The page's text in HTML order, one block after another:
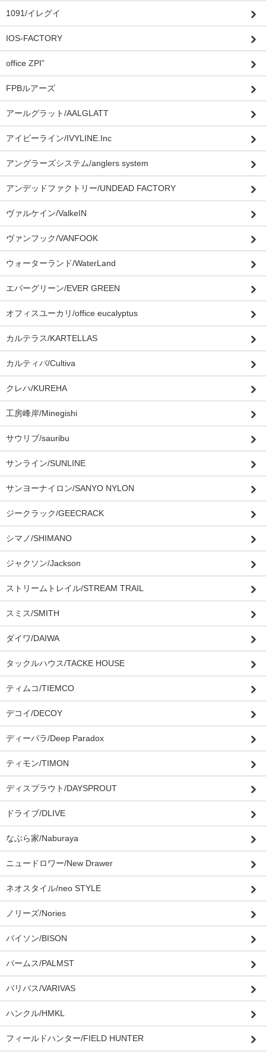
1091/イレグイ
IOS-FACTORY
office ZPI”
FPBルアーズ
アールグラット/AALGLATT
アイビーライン/IVYLINE.Inc
アングラーズシステム/anglers system
アンデッドファクトリー/UNDEAD FACTORY
ヴァルケイン/ValkeIN
ヴァンフック/VANFOOK
ウォーターランド/WaterLand
エバーグリーン/EVER GREEN
オフィスユーカリ/office eucalyptus
カルテラス/KARTELLAS
カルティバ/Cultiva
クレハ/KUREHA
工房峰岸/Minegishi
サウリブ/sauribu
サンライン/SUNLINE
サンヨーナイロン/SANYO NYLON
ジークラック/GEECRACK
シマノ/SHIMANO
ジャクソン/Jackson
ストリームトレイル/STREAM TRAIL
スミス/SMITH
ダイワ/DAIWA
タックルハウス/TACKE HOUSE
ティムコ/TIEMCO
デコイ/DECOY
ディーパラ/Deep Paradox
ティモン/TIMON
ディスプラウト/DAYSPROUT
ドライブ/DLIVE
なぶら家/Naburaya
ニュードロワー/New Drawer
ネオスタイル/neo STYLE
ノリーズ/Nories
バイソン/BISON
パームス/PALMST
バリバス/VARIVAS
ハンクル/HMKL
フィールドハンター/FIELD HUNTER